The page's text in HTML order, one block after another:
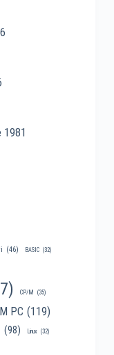
1981
(46) BASIC (32)
CP/M (35)
PC (119)
(98) Linux (32)